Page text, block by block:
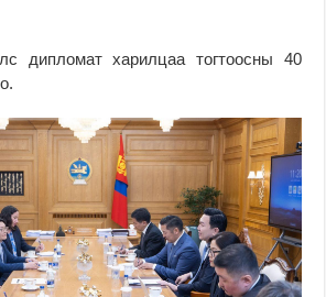
дипломат харилцаа тогтоосны 40